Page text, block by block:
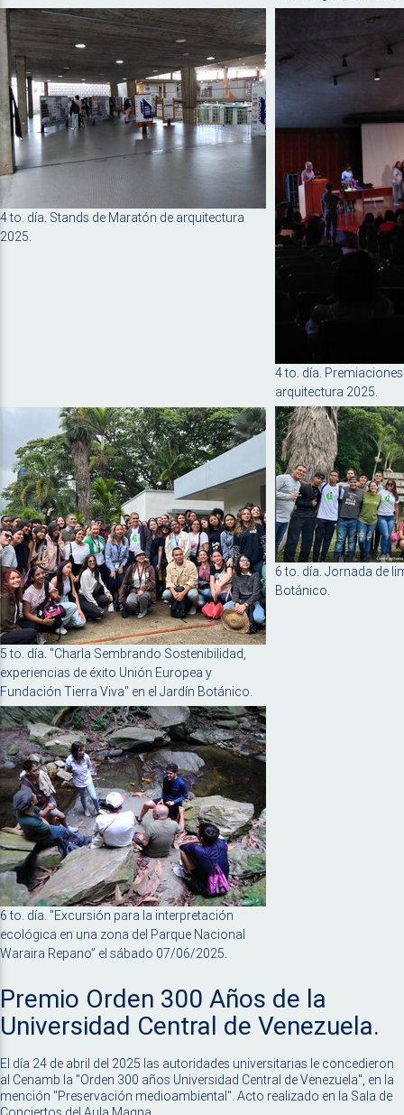
4 to. día. Stands de Maratón de arquitectura
2025.
4 to. día.
arquitectura 2025.
5 to. día. "Charla Sembrando Sostenibilidad,
experiencias de éxito Unión Europea y
Fundación Tierra Viva" en el Jardín Botánico.
6 to. día. Jornada de
Botánico.
6 to. día. "Excursión para la interpretación
ecológica en una zona del Parque Nacional
Waraira Repano” el sábado 07/06/2025.
Premio Orden 300 Años de la
Universidad Central de Venezuela.
El día 24 de abril del 2025 las autoridades universitarias le concedieron
al Cenamb la "Orden 300 años Universidad Central de Venezuela", en la
mención "Preservación medioambiental". Acto realizado en la Sala de